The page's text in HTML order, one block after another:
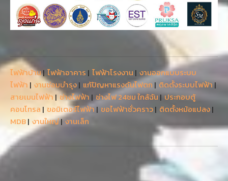
ไฟฟ้าบ้าน| ไฟฟ้าอาคาร | ไฟฟ้าโรงงาน | งานออกแบบระบบ
ไฟฟ้า | งานซ่อมบำรุง| แก้ปัญหาแรงดันไฟตก | ติดตั้งระบบไฟฟ้า|
สายเมนไฟฟ้า | ช่างไฟฟ้า | ช่างไฟ 24ชม ใกล้ฉัน |ประกอบตู้
คอนโทรล | ขอมิเตอร์ไฟฟ้า | ขอไฟฟ้าชั่วคราว| ติดตั้งหม้อแปลง|
MDB| งานใหญ่|งานเล็ก